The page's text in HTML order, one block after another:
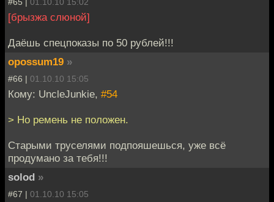
#65 | 01.10.10 15:02
[брызжа слюной]
Даёшь спецпоказы по 50 рублей!!!
opossum19 »
#66 | 01.10.10 15:05
Кому: UncleJunkie, #54
> Но ремень не положен.
Старыми труселями подпояшешься, уже всё
продумано за тебя!!!
solod »
#67 | 01.10.10 15:05